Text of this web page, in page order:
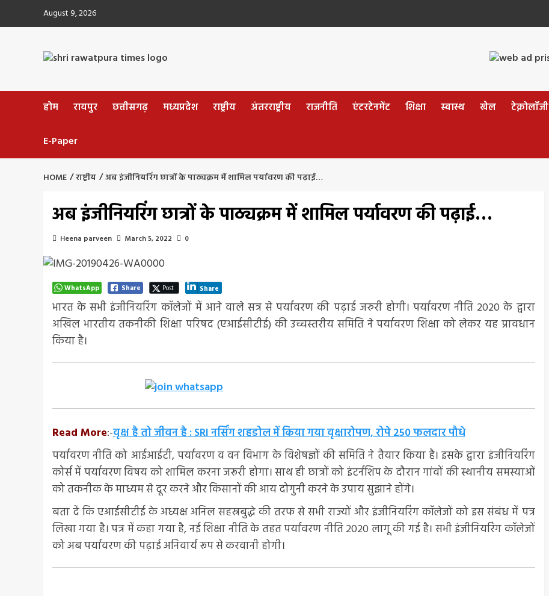
August 9, 2026
होम रायपुर छत्तीसगढ़ मध्यप्रदेश राष्ट्रीय अंतरराष्ट्रीय राजनीति एंटरटेनमेंट शिक्षा स्वास्थ खेल टेक्नोलॉजी
E-Paper
HOME राष्ट्रीय अब इंजीनियरिंग छात्रों के पाठ्यक्रम में शामिल पर्यावरण की पढ़ाई…
अब इंजीनियरिंग छात्रों के पाठ्यक्रम में शामिल पर्यावरण की पढ़ाई…
Heena parveen March 5, 2022 0
WhatsApp Share Post Share
भारत के सभी इंजीनियरिंग कॉलेजों में आने वाले सत्र से पर्यावरण की पढ़ाई जरुरी होगी। पर्यावरण नीति 2020 के द्वारा
अखिल भारतीय तकनीकी शिक्षा परिषद (एआईसीटीई) की उच्चस्तरीय समिति ने पर्यावरण शिक्षा को लेकर यह प्रावधान
किया है।
Read More:-वृक्ष है तो जीवन है : SRI नर्सिंग शहडोल में किया गया वृक्षारोपण, रोपे 250 फलदार पौधे
पर्यावरण नीति को आईआईटी, पर्यावरण व वन विभाग के विशेषज्ञों की समिति ने तैयार किया है। इसके द्वारा इंजीनियरिंग
कोर्स में पर्यावरण विषय को शामिल करना जरूरी होगा। साथ ही छात्रों को इंटर्नशिप के दौरान गांवों की स्थानीय समस्याओं
को तकनीक के माध्यम से दूर करने और किसानों की आय दोगुनी करने के उपाय सुझाने होंगे।
बता दें कि एआईसीटीई के अध्यक्ष अनिल सहस्रबुद्धे की तरफ से सभी राज्यों और इंजीनियरिंग कॉलेजों को इस संबंध में पत्र
लिखा गया है। पत्र में कहा गया है, नई शिक्षा नीति के तहत पर्यावरण नीति 2020 लागू की गई है। सभी इंजीनियरिंग कॉलेजों
को अब पर्यावरण की पढ़ाई अनिवार्य रूप से करवानी होगी।